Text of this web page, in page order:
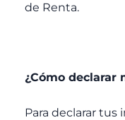
de Renta.
¿Cómo declarar
Para declarar